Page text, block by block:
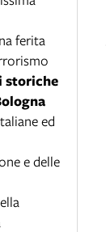
ferita
storiche
ed
e delle